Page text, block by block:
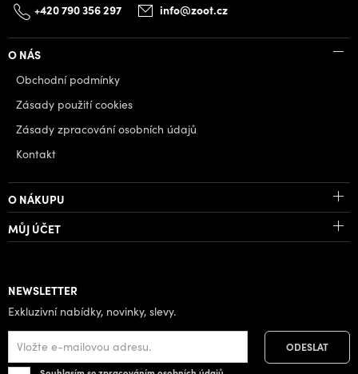
+420 790 356 297 info@zoot.cz
O NÁS
Obchodní podmínky
Zásady použití cookies
Zásady zpracování osobních údajů
Kontakt
O NÁKUPU
MŮJ ÚČET
NEWSLETTER
Exkluzivní nabídky, novinky, slevy.